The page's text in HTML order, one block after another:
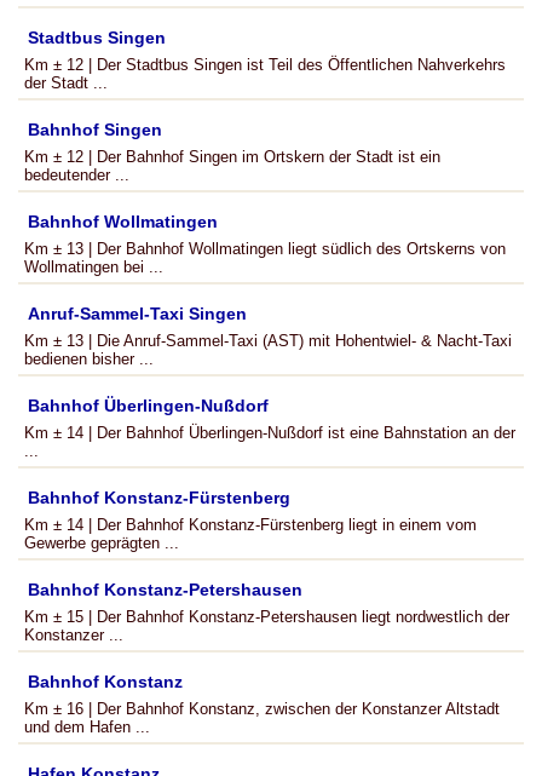
Stadtbus Singen
Km ± 12 | Der Stadtbus Singen ist Teil des Öffentlichen Nahverkehrs
der Stadt ...
Bahnhof Singen
Km ± 12 | Der Bahnhof Singen im Ortskern der Stadt ist ein
bedeutender ...
Bahnhof Wollmatingen
Km ± 13 | Der Bahnhof Wollmatingen liegt südlich des Ortskerns von
Wollmatingen bei ...
Anruf-Sammel-Taxi Singen
Km ± 13 | Die Anruf-Sammel-Taxi (AST) mit Hohentwiel- & Nacht-Taxi
bedienen bisher ...
Bahnhof Überlingen-Nußdorf
Km ± 14 | Der Bahnhof Überlingen-Nußdorf ist eine Bahnstation an der
...
Bahnhof Konstanz-Fürstenberg
Km ± 14 | Der Bahnhof Konstanz-Fürstenberg liegt in einem vom
Gewerbe geprägten ...
Bahnhof Konstanz-Petershausen
Km ± 15 | Der Bahnhof Konstanz-Petershausen liegt nordwestlich der
Konstanzer ...
Bahnhof Konstanz
Km ± 16 | Der Bahnhof Konstanz, zwischen der Konstanzer Altstadt
und dem Hafen ...